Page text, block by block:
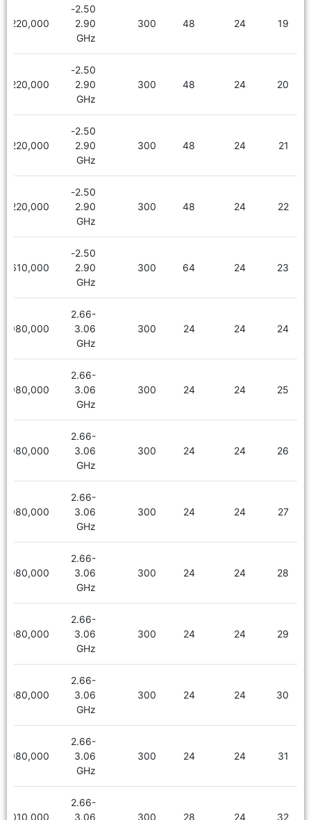
19
24
48
300
2.50-
2.90
GHz
2,220,000
20
24
48
300
2.50-
2.90
GHz
2,220,000
21
24
48
300
2.50-
2.90
GHz
2,220,000
22
24
48
300
2.50-
2.90
GHz
2,220,000
23
24
64
300
2.50-
2.90
GHz
2,610,000
24
24
24
300
2.66-
3.06
GHz
1,980,000
25
24
24
300
2.66-
3.06
GHz
1,980,000
26
24
24
300
2.66-
3.06
GHz
1,980,000
27
24
24
300
2.66-
3.06
GHz
1,980,000
28
24
24
300
2.66-
3.06
GHz
1,980,000
29
24
24
300
2.66-
3.06
GHz
1,980,000
30
24
24
300
2.66-
3.06
GHz
1,980,000
31
24
24
300
2.66-
3.06
GHz
1,980,000
32
24
28
300
2.66-
3.06
2,010,000